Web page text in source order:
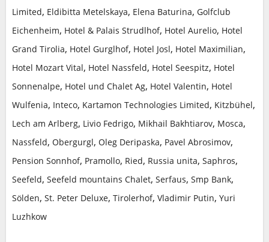
Limited, Eldibitta Metelskaya, Elena Baturina, Golfclub
Eichenheim, Hotel & Palais Strudlhof, Hotel Aurelio, Hotel
Grand Tirolia, Hotel Gurglhof, Hotel Josl, Hotel Maximilian,
Hotel Mozart Vital, Hotel Nassfeld, Hotel Seespitz, Hotel
Sonnenalpe, Hotel und Chalet Ag, Hotel Valentin, Hotel
Wulfenia, Inteco, Kartamon Technologies Limited, Kitzbühel,
Lech am Arlberg, Livio Fedrigo, Mikhail Bakhtiarov, Mosca,
Nassfeld, Obergurgl, Oleg Deripaska, Pavel Abrosimov,
Pension Sonnhof, Pramollo, Ried, Russia unita, Saphros,
Seefeld, Seefeld mountains Chalet, Serfaus, Smp Bank,
Sölden, St. Peter Deluxe, Tirolerhof, Vladimir Putin, Yuri
Luzhkow